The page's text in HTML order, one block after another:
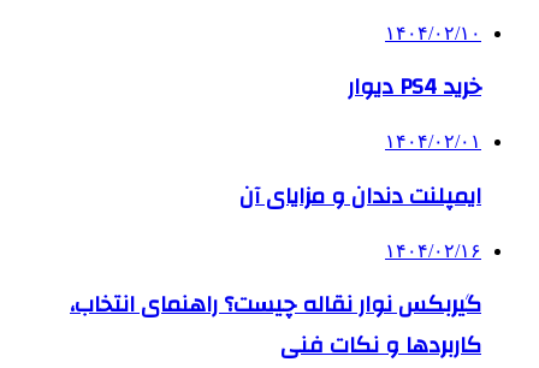
۱۴۰۴/۰۲/۱۰
خرید PS4 دیوار
۱۴۰۴/۰۲/۰۱
ایمپلنت دندان و مزایای آن
۱۴۰۴/۰۲/۱۶
گیربکس نوار نقاله چیست؟ راهنمای انتخاب،
کاربردها و نکات فنی